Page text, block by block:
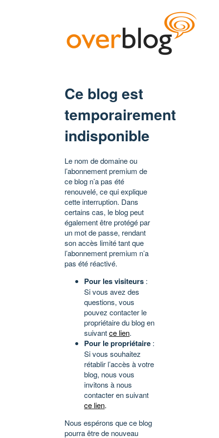
Ce blog est
temporairement
indisponible
Le nom de domaine ou
l’abonnement premium de
ce blog n’a pas été
renouvelé, ce qui explique
cette interruption. Dans
certains cas, le blog peut
également être protégé par
un mot de passe, rendant
son accès limité tant que
l’abonnement premium n’a
pas été réactivé.
Pour les visiteurs :
Si vous avez des
questions, vous
pouvez contacter le
propriétaire du blog en
suivantce lien.
Pour le propriétaire :
Si vous souhaitez
rétablir l’accès à votre
blog, nous vous
invitons à nous
contacter en suivant
ce lien.
Nous espérons que ce blog
pourra être de nouveau